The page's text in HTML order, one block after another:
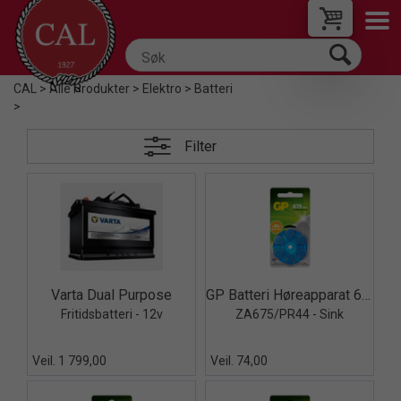
CAL >Alle Produkter>Elektro>Batteri
>
Filter
Quick View+
Varta Dual Purpose
Fritidsbatteri - 12v
Veil. 1 799,00
Quick View+ GP Batteri Høreapparat 6pk
ZA675/PR44 - Sink
Veil. 74,00